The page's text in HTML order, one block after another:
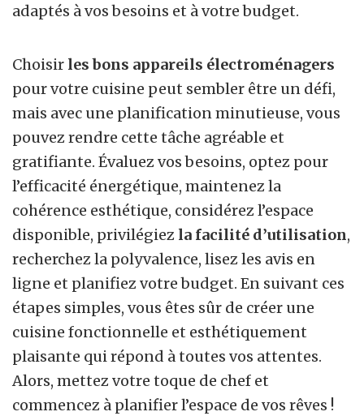
adaptés à vos besoins et à votre budget.
Choisir les bons appareils électroménagers
pour votre cuisine peut sembler être un défi,
mais avec une planification minutieuse, vous
pouvez rendre cette tâche agréable et
gratifiante. Évaluez vos besoins, optez pour
l’efficacité énergétique, maintenez la
cohérence esthétique, considérez l’espace
disponible, privilégiez la facilité d’utilisation,
recherchez la polyvalence, lisez les avis en
ligne et planifiez votre budget. En suivant ces
étapes simples, vous êtes sûr de créer une
cuisine fonctionnelle et esthétiquement
plaisante qui répond à toutes vos attentes.
Alors, mettez votre toque de chef et
commencez à planifier l’espace de vos rêves !